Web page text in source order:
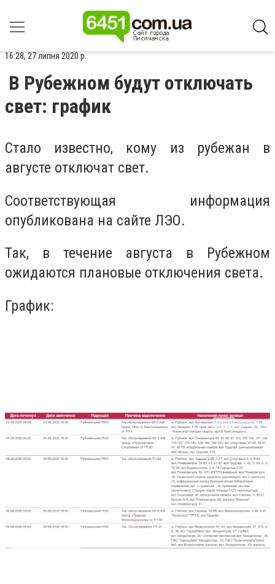
16:28, 27 липня 2020 р.
В Рубежном будут отключать
свет: график
Стало известно, кому из рубежан в
августе отключат свет.
Соответствующая информация
опубликована на сайте ЛЭО.
Так, в течение августа в Рубежном
ожидаются плановые отключения света.
График: